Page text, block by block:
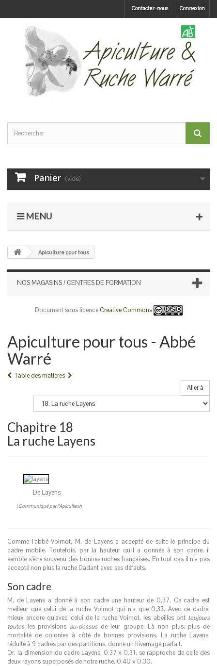
Connexion
Contactez-nous
Panier (vide)
MENU
Apiculture pour tous
NOS MAGASINS / CENTRES DE FORMATION
Document sous licenceCreative Commons
Apiculture pour tous - Abbé
Warré
Table des matières
Aller à
Chapitre 18
La ruche Layens
De Layens
(Communiqué par l’Apiculteur)
Comme l’abbé Voirnot, M. de Layens a accepté de suite le principe du
cadre mobile. Toutefois, par la hauteur qu’il a donnée à son cadre, il
semble s’être souvenu des bonnes ruches françaises. En tout cas il n’a pas
accepté non plus la ruche Dadant avec ses défauts.
Son cadre
M. de Layens a donné à son cadre une hauteur de 0,37. Ce cadre est
meilleur que celui de la ruche Voirnot qui n’a que 0,33. Avec ce cadre,
mieux encore qu’avec celui de la ruche Voirnot, les abeilles ont toujours
toutes les provisions au-dessus de leur groupe. Là non plus, plus de
mortalité de colonies à côté de bonnes provisions. La ruche Layens,
réduite à 9 cadres par des partitions, donne un hivernage parfait.
Or, la dimension du cadre Layens, 0,37 x 0,31, se rapproche de celle des
deux rayons superposés de notre ruche, 0,40 x 0,30.